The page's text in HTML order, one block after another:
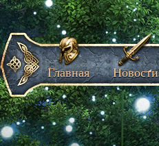
Главная Новости